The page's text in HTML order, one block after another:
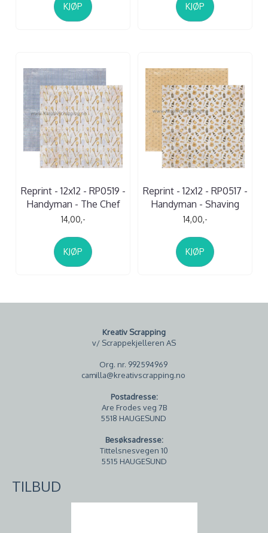
KJØP KJØP
Reprint - 12x12 - RP0519 -
Handyman - The Chef
14,00,-
KJØP
Reprint - 12x12 - RP0517 -
Handyman - Shaving
14,00,-
KJØP
Kreativ Scrapping
v/ Scrappekjelleren AS
Org. nr. 992594969
camilla@kreativscrapping.no
Postadresse:
Are Frodes veg 7B
5518 HAUGESUND
Besøksadresse:
Tittelsnesvegen 10
5515 HAUGESUND
TILBUD